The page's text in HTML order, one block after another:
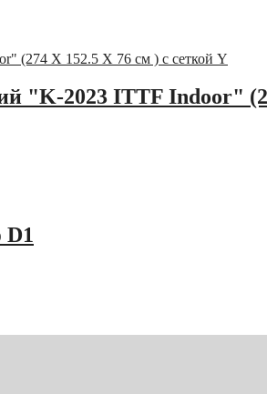
"K-2023 ITTF Indoor"
D1